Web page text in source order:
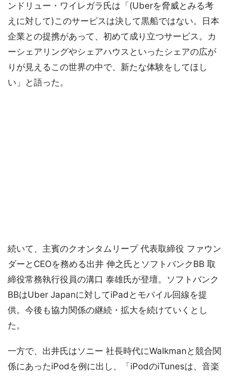
ンドリュー・ワイレガラ氏は「(Uberを脅威とみる考
えに対して)このサービスは決して黒船ではない。日本
企業との提携があって、初めて成り立つサービス。カ
ーシェアリングやシェアハウスといったシェアの広が
りが見えるこの世界の中で、新たな体験をしてほし
い」と語った。
続いて、主賓のクオンタムリープ 代表取締役 ファウン
ダーとCEOを務める出井 伸之氏とソフトバンクBB 取
締役常務執行役員の溝口 泰雄氏が登壇。ソフトバンク
BBはUber Japanに対してiPadとモバイル回線を提
供。今後も協力関係の継続・拡大を続けていくとし
た。
一方で、出井氏はソニー 社長時代にWalkmanと競合関
係にあったiPodを例に出し、「iPodのiTunesは、音楽